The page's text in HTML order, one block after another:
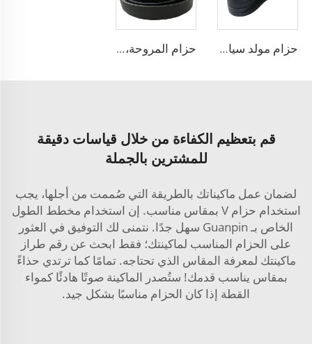
حزام مولد سيارة ملون حجم 6PK حزام المروحة، حزام السيارة، حزام التوقيت، حزام النقل لضمان DAYCO 100000 كم
قم بتعظيم الكفاءة من خلال قياسات دقيقة
للمشترين بالجملة
لضمان عمل ماكيناتك بالطريقة التي صُممت من أجلها، يجب
استخدام حزام V بمقاس مناسب. إن استخدام مخطط الطول
الخاص بـ Guanpin سهل جدًا. نتمنى لك التوفيق في العثور
على الحزام المناسب لماكينتك؛ فقط ابحث عن رقم طراز
ماكينتك لمعرفة المقاس الذي تحتاجه. تمامًا كما ترتدي حذاءً
بمقاس يناسب قدمك! ستُصدر الماكينة صوتًا هادئًا كمواء
القطة إذا كان الحزام مناسبًا بشكل جيد.